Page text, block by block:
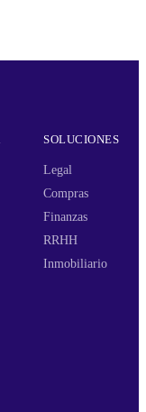
SOLUCIONES
Legal
Compras
Finanzas
RRHH
Inmobiliario